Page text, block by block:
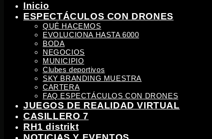
Inicio
ESPECTÁCULOS CON DRONES
QUÉ HACEMOS
EVOLUCIONA HASTA 6000
BODA
NEGOCIOS
MUNICIPIO
Clubes deportivos
SKY BRANDING MUESTRA
CARTERA
FAQ ESPECTÁCULOS CON DRONES
JUEGOS DE REALIDAD VIRTUAL
CASILLERO 7
RH1 distrikt